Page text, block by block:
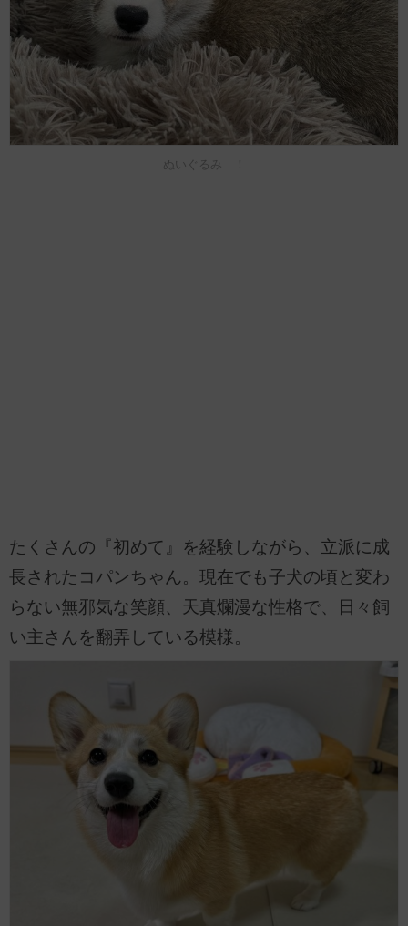
ぬいぐるみ…！
たくさんの『初めて』を経験しながら、立派に成
長されたコパンちゃん。現在でも子犬の頃と変わ
らない無邪気な笑顔、天真爛漫な性格で、日々飼
い主さんを翻弄している模様。